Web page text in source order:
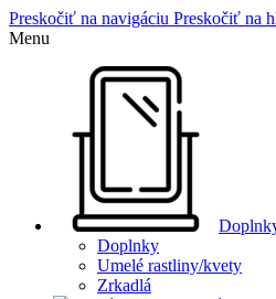
Preskočiť na navigáciu Preskočiť na
Menu
Doplnky
Umelé rastliny/kvety
Zrkadlá